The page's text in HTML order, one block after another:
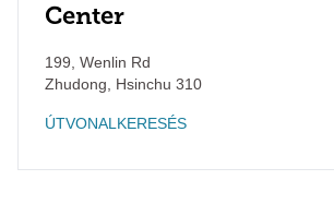
Center
199, Wenlin Rd
Zhudong
Hsinchu 310
ÚTVONALKERESÉS